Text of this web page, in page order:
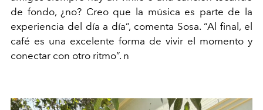
de fondo, ¿no? Creo que la música es parte de la
experiencia del día a día”, comenta Sosa. “Al final, el
café es una excelente forma de vivir el momento y
conectar con otro ritmo”. n